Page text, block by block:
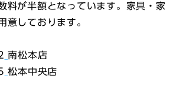
料が半額となっています。家具・家
意しております。
南松本店
松本中央店